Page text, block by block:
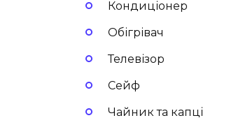
Кондиціонер
Обігрівач
Телевізор
Сейф
Чайник та капці